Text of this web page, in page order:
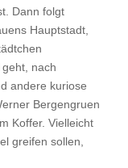
Dann folgt
Hauptstadt,
nach
andere kuriose
Bergengruen
Koffer. Vielleicht
greifen sollen,